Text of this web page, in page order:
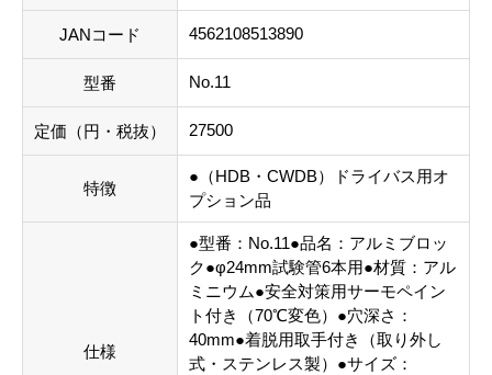
JANコード 4562108513890
型番 No.11
定価（円・税抜） 27500
特徴
●（HDB・CWDB）ドライバス用オ
プション品
仕様
●型番：No.11●品名：アルミブロッ
ク●φ24mm試験管6本用●材質：アル
ミニウム●安全対策用サーモペイン
ト付き（70℃変色）●穴深さ：
40mm●着脱用取手付き（取り外し
式・ステンレス製）●サイズ：